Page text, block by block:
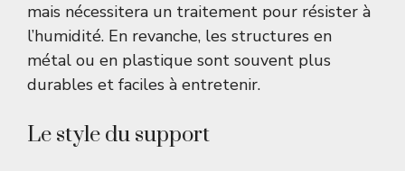
mais nécessitera un traitement pour résister à
l’humidité. En revanche, les structures en
métal ou en plastique sont souvent plus
durables et faciles à entretenir.
Le style du support